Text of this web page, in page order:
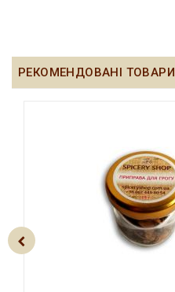
РЕКОМЕНДОВАНІ ТОВАРИ